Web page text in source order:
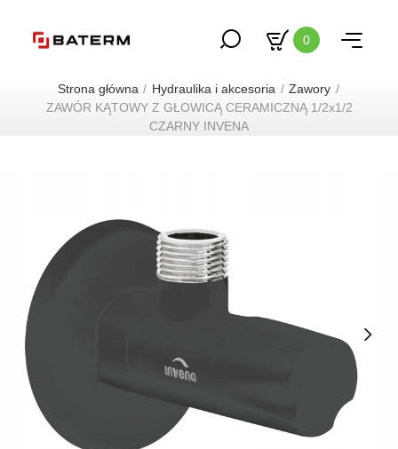
0
Strona główna Hydraulika i akcesoria
Zawory
ZAWÓR KĄTOWY Z GŁOWICĄ CERAMICZNĄ 1/2x1/2
CZARNY INVENA